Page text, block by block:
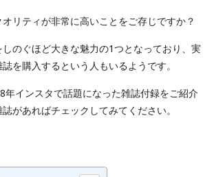
リティが非常に高いことをご存じですか？
のぐほど大きな魅力の1つとなっており、実
を購入するという人もいるようです。
年インスタで話題になった雑誌付録をご紹介
があればチェックしてみてください。